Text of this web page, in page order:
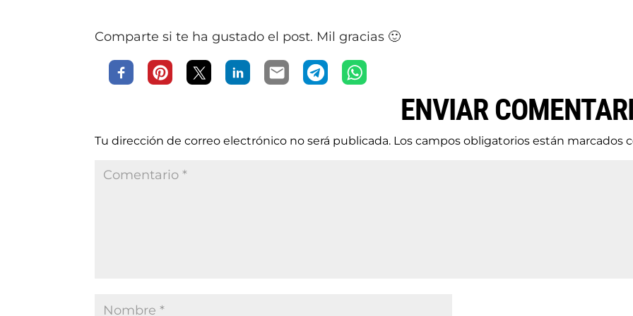
Comparte si te ha gustado el post. Mil gracias 🙂
ENVIAR
Tu dirección de correo electrónico no será publicada. Los campos obligatorios están marcados